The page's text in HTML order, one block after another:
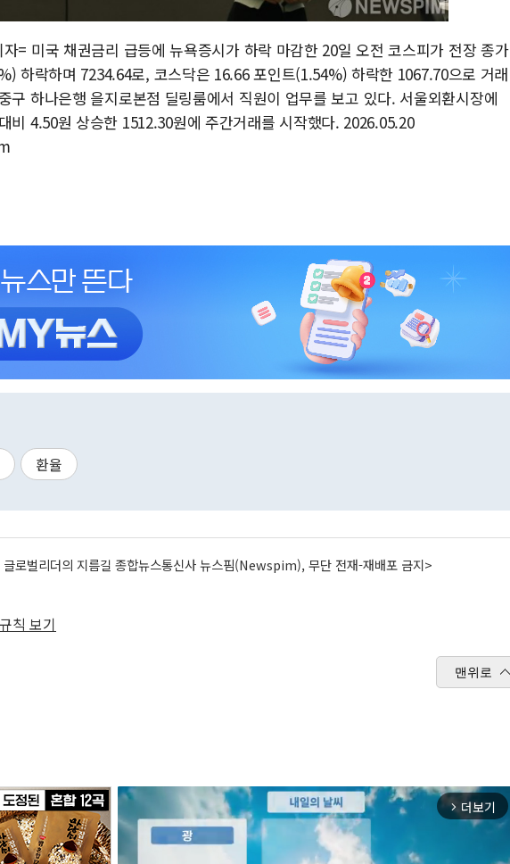
= 미국 채권금리 급등에 뉴욕증시가 하락 마감한 20일 오전 코스피가 전장 종가
하락하며 7234.64로, 코스닥은 16.66 포인트(1.54%) 하락한 1067.70으로 거래
구 하나은행 을지로본점 딜링룸에서 직원이 업무를 보고 있다. 서울외환시장에
비 4.50원 상승한 1512.30원에 주간거래를 시작했다. 2026.05.20
환율
로벌리더의 지름길 종합뉴스통신사 뉴스핌(Newspim), 무단 전재-재배포 금지>
칙 보기
맨위로
arrow_forward_ios 더보기